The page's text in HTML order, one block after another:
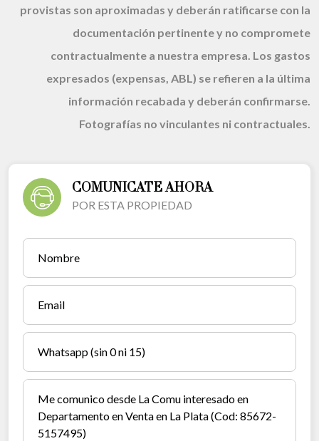
provistas son aproximadas y deberán ratificarse con la
documentación pertinente y no compromete
contractualmente a nuestra empresa. Los gastos
expresados (expensas, ABL) se refieren a la última
información recabada y deberán confirmarse.
Fotografías no vinculantes ni contractuales.
COMUNICATE AHORA
POR ESTA PROPIEDAD